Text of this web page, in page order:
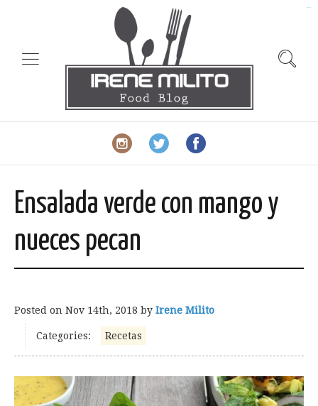
Ensalada verde con mango y
nueces pecan
Posted on Nov 14th, 2018 by Irene Milito
Categories: Recetas